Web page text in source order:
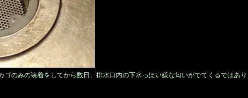
ゴのみの装着をしてから数日、排水口内の下水っぽい嫌な匂いがでてくるではあり